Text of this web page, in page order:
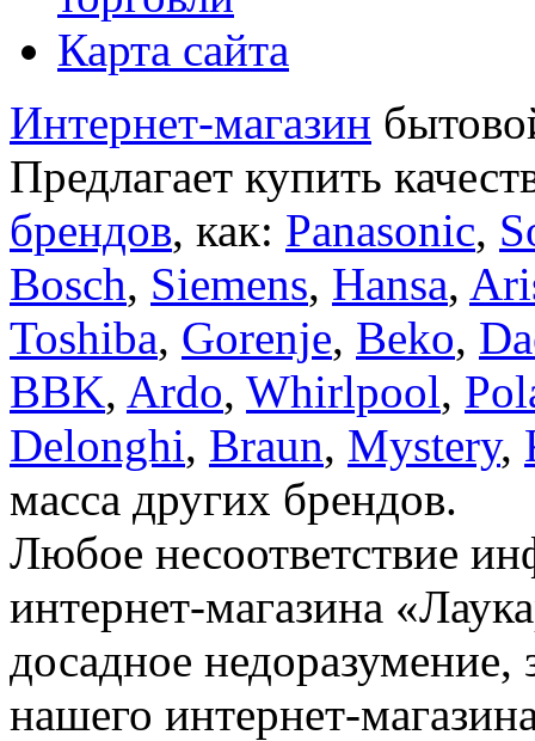
Карта сайта
Интернет-магазин
Предлагает купить
брендов, как: Panasonic,
Bosch, Siemens, Hansa,
Toshiba, Gorenje, Beko,
BBK, Ardo, Whirlpool,
Delonghi, Braun, Mystery,
масса других брендов.
Любое несоответствие
интернет-магазина
досадное недоразумение,
нашего интернет-